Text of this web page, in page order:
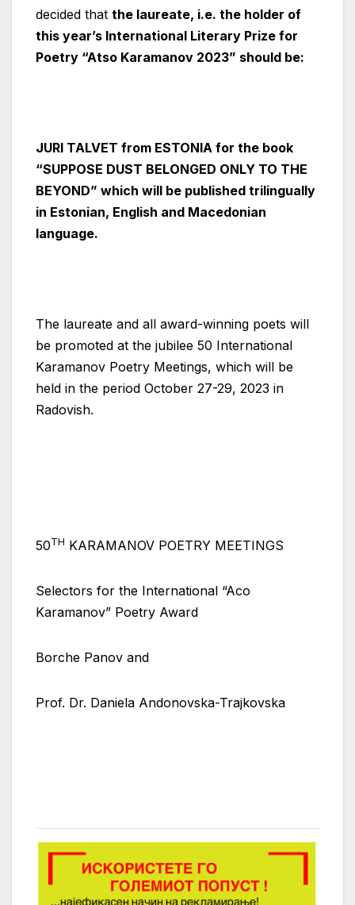
decided that the laureate, i.e. the holder of
this year’s International Literary Prize for
Poetry “Atso Karamanov 2023” should be:
JURI TALVET from ESTONIA for the book
“SUPPOSE DUST BELONGED ONLY TO THE
BEYOND” which will be published trilingually
in Estonian, English and Macedonian
language.
The laureate and all award-winning poets will
be promoted at the jubilee 50 International
Karamanov Poetry Meetings, which will be
held in the period October 27-29, 2023 in
Radovish.
50TH KARAMANOV POETRY MEETINGS
Selectors for the International “Aco
Karamanov” Poetry Award
Borche Panov and
Prof. Dr. Daniela Andonovska-Trajkovska